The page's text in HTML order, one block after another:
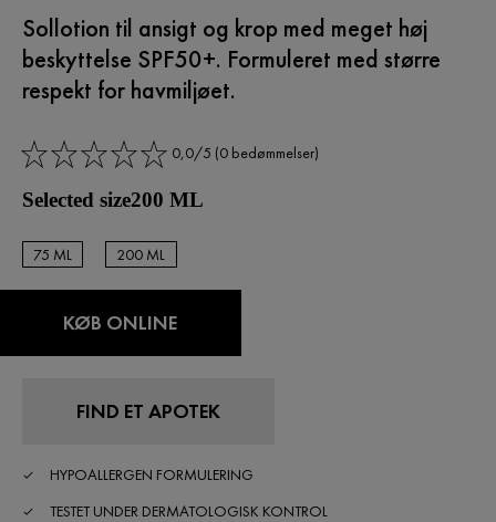
Sollotion til ansigt og krop med meget høj
beskyttelse SPF50+. Formuleret med større
respekt for havmiljøet.
0,0/5 (0 bedømmelser)
Selected size200 ML
75 ML
200 ML 200 ML
200 ML
KØB ONLINE
FIND ET APOTEK
HYPOALLERGEN FORMULERING
TESTET UNDER DERMATOLOGISK KONTROL